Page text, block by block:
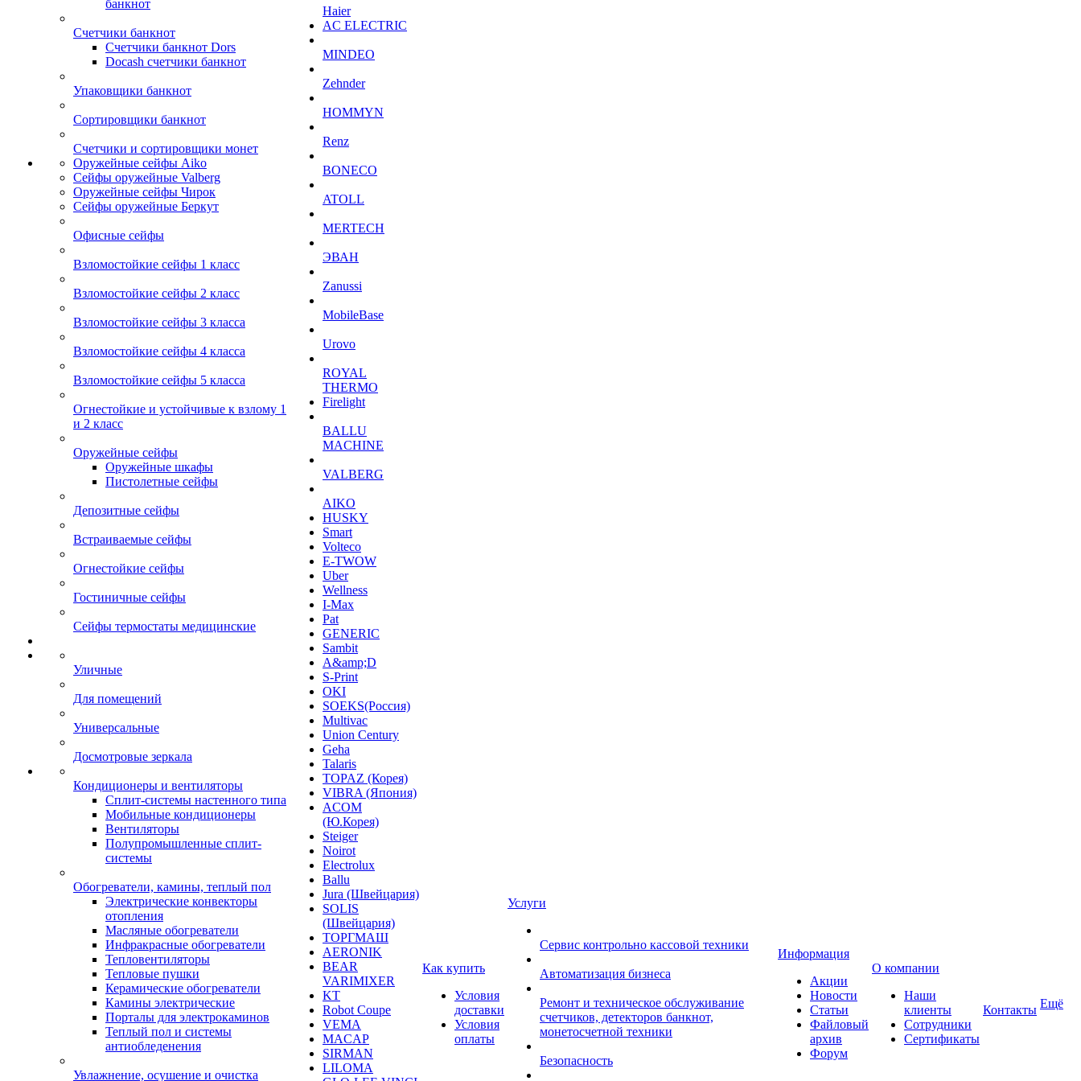
банкнот
Счетчики банкнот
Счетчики банкнот Dors
Docash счетчики банкнот
Упаковщики банкнот
Сортировщики банкнот
Счетчики и сортировщики монет
Оружейные сейфы Aiko
Сейфы оружейные Valberg
Оружейные сейфы Чирок
Сейфы оружейные Беркут
Офисные сейфы
Взломостойкие сейфы 1 класс
Взломостойкие сейфы 2 класс
Взломостойкие сейфы 3 класса
Взломостойкие сейфы 4 класса
Взломостойкие сейфы 5 класса
Огнестойкие и устойчивые к взлому 1
и 2 класс
Оружейные сейфы
Оружейные шкафы
Пистолетные сейфы
Депозитные сейфы
Встраиваемые сейфы
Огнестойкие сейфы
Гостиничные сейфы
Сейфы термостаты медицинские
Уличные
Для помещений
Универсальные
Досмотровые зеркала
Кондиционеры и вентиляторы
Сплит-системы настенного типа
Мобильные кондиционеры
Вентиляторы
Полупромышленные сплит-
системы
Обогреватели, камины, теплый пол
Электрические конвекторы
отопления
Масляные обогреватели
Инфракрасные обогреватели
Тепловентиляторы
Тепловые пушки
Керамические обогреватели
Камины электрические
Порталы для электрокаминов
Теплый пол и системы
антиобледенения
Увлажнение, осушение и очистка
Haier
AC ELECTRIC
MINDEO
Zehnder
HOMMYN
Renz
BONECO
ATOLL
MERTECH
ЭВАН
Zanussi
MobileBase
Urovo
ROYAL
THERMO
Firelight
BALLU
MACHINE
VALBERG
AIKO
HUSKY
Smart
Volteco
E-TWOW
Uber
Wellness
I-Max
Pat
GENERIC
Sambit
A&amp;D
S-Print
OKI
SOEKS(Россия)
Multivac
Union Century
Geha
Talaris
TOPAZ (Корея)
VIBRA (Япония)
ACOM
(Ю.Корея)
Steiger
Noirot
Electrolux
Ballu
Jura (Швейцария)
SOLIS
(Швейцария)
ТОРГМАШ
AERONIK
BEAR
VARIMIXER
KT
Robot Coupe
VEMA
MACAP
SIRMAN
LILOMA
Как купить
Условия
доставки
Условия
оплаты
Услуги
Сервис контрольно кассовой техники
Автоматизация бизнеса
Ремонт и техническое обслуживание
счетчиков, детекторов банкнот,
монетосчетной техники
Безопасность
Информация
Акции
Новости
Статьи
Файловый
архив
Форум
О компании
Наши
клиенты
Сотрудники
Сертификаты
Контакты Ещё